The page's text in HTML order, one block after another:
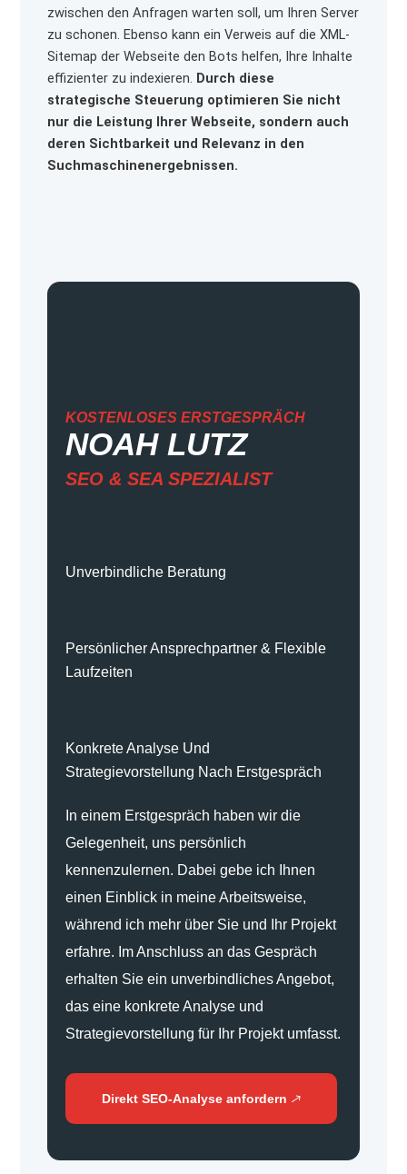
zwischen den Anfragen warten soll, um Ihren Server
zu schonen. Ebenso kann ein Verweis auf die XML-
Sitemap der Webseite den Bots helfen, Ihre Inhalte
effizienter zu indexieren. Durch diese
strategische Steuerung optimieren Sie nicht
nur die Leistung Ihrer Webseite, sondern auch
deren Sichtbarkeit und Relevanz in den
Suchmaschinenergebnissen.
KOSTENLOSES ERSTGESPRÄCH
NOAH LUTZ
SEO &SEA SPEZIALIST
Unverbindliche Beratung
Persönlicher Ansprechpartner & Flexible
Laufzeiten
Konkrete Analyse Und
Strategievorstellung Nach Erstgespräch
In einem Erstgespräch haben wir die
Gelegenheit, uns persönlich
kennenzulernen. Dabei gebe ich Ihnen
einen Einblick in meine Arbeitsweise,
während ich mehr über Sie und Ihr Projekt
erfahre. Im Anschluss an das Gespräch
erhalten Sie ein unverbindliches Angebot,
das eine konkrete Analyse und
Strategievorstellung für Ihr Projekt umfasst.
Direkt SEO-Analyse anfordern